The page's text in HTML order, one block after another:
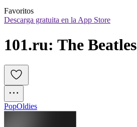
Favoritos
Descarga gratuita en la App Store
101.ru: The Beatles
PopOldies